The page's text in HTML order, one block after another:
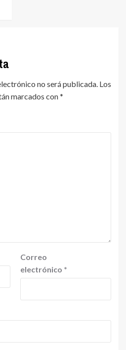
no será publicada. Los
marcados con*
Correo
electrónico *